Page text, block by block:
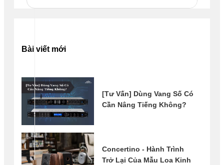
[Tư Vấn] Dùng Vang Số Có
Cần Nâng Tiếng Không?
Concertino - Hành Trình
Trở Lại Của Mẫu Loa Kinh
Bài viết mới